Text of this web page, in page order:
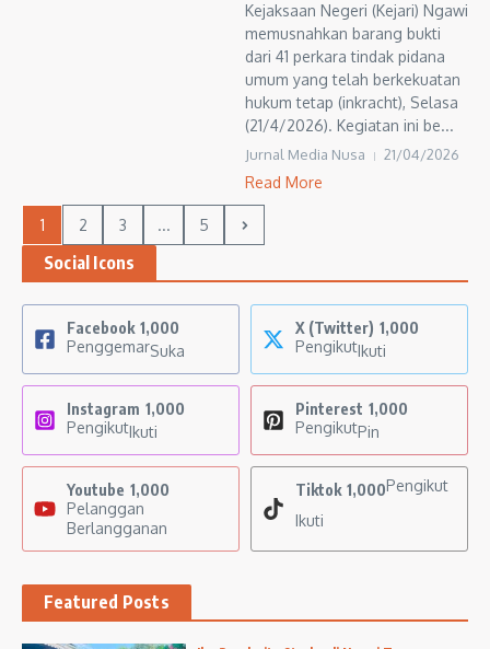
Kejaksaan Negeri (Kejari) Ngawi
memusnahkan barang bukti
dari 41 perkara tindak pidana
umum yang telah berkekuatan
hukum tetap (inkracht), Selasa
(21/4/2026). Kegiatan ini be...
Jurnal Media Nusa 21/04/2026
Read More
1 2 3 ... 5
Social Icons
Facebook 1,000
PenggemarSuka
X (Twitter) 1,000
PengikutIkuti
Instagram 1,000
PengikutIkuti
Pinterest 1,000
PengikutPin
Youtube 1,000
Pelanggan
Berlangganan
Tiktok 1,000Pengikut
Ikuti
Featured Posts